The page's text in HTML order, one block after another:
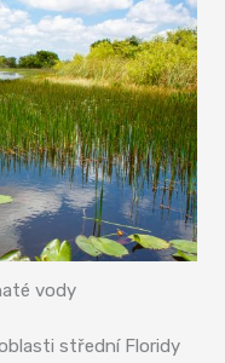
vody
střední Floridy